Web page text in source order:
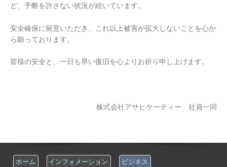
ど、予断を許さない状況が続いています。
安全確保に留意いただき、これ以上被害が拡大しないことを心か
ら願っております。
皆様の安全と、一日も早い復旧を心よりお祈り申し上げます。
株式会社アサヒケーティー 社員一同
ホーム インフォメーション ビジネス